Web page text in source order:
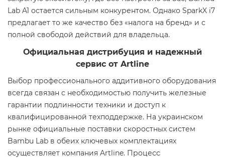
Lab A1 остается сильным конкурентом. Однако SparkX i7
предлагает то же качество без «налога на бренд» и с
полной свободой действий для владельца.
Официальная дистрибуция и надежный
сервис от Artline
Выбор профессионального аддитивного оборудования
всегда связан с необходимостью получить железные
гарантии подлинности техники и доступ к
квалифицированной техподдержке. На украинском
рынке официальные поставки скоростных систем
Bambu Lab в обеих ключевых комплектациях
осуществляет компания Artline. Процесс